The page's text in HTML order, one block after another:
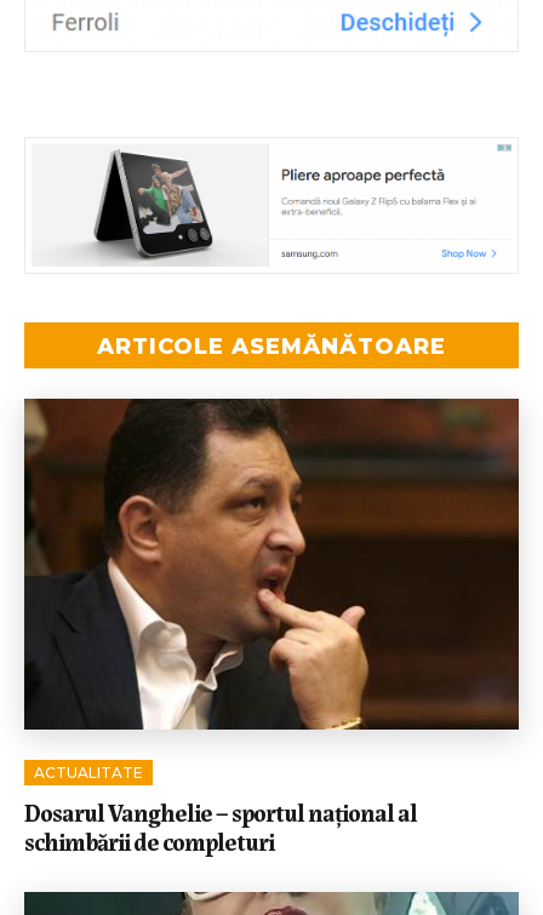
ARTICOLE ASEMĂNĂTOARE
ACTUALITATE
Dosarul Vanghelie – sportul național al
schimbării de completuri